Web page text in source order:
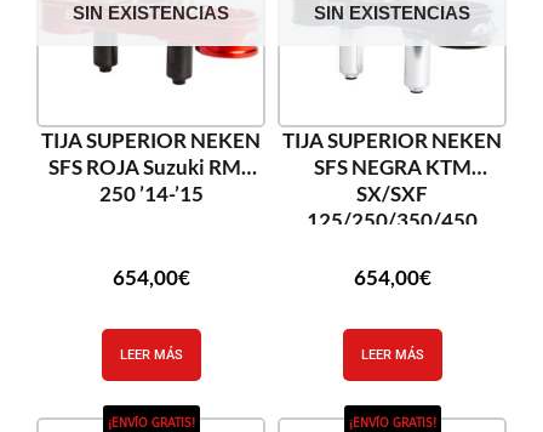
SIN EXISTENCIAS
TIJA SUPERIOR NEKEN
SFS ROJA Suzuki RMZ
250 ’14-’15
654,00€
LEER MÁS
SIN EXISTENCIAS
TIJA SUPERIOR NEKEN
SFS NEGRA KTM
SX/SXF
125/250/350/450
654,00€
LEER MÁS
¡ENVÍO GRATIS! ¡ENVÍO GRATIS!